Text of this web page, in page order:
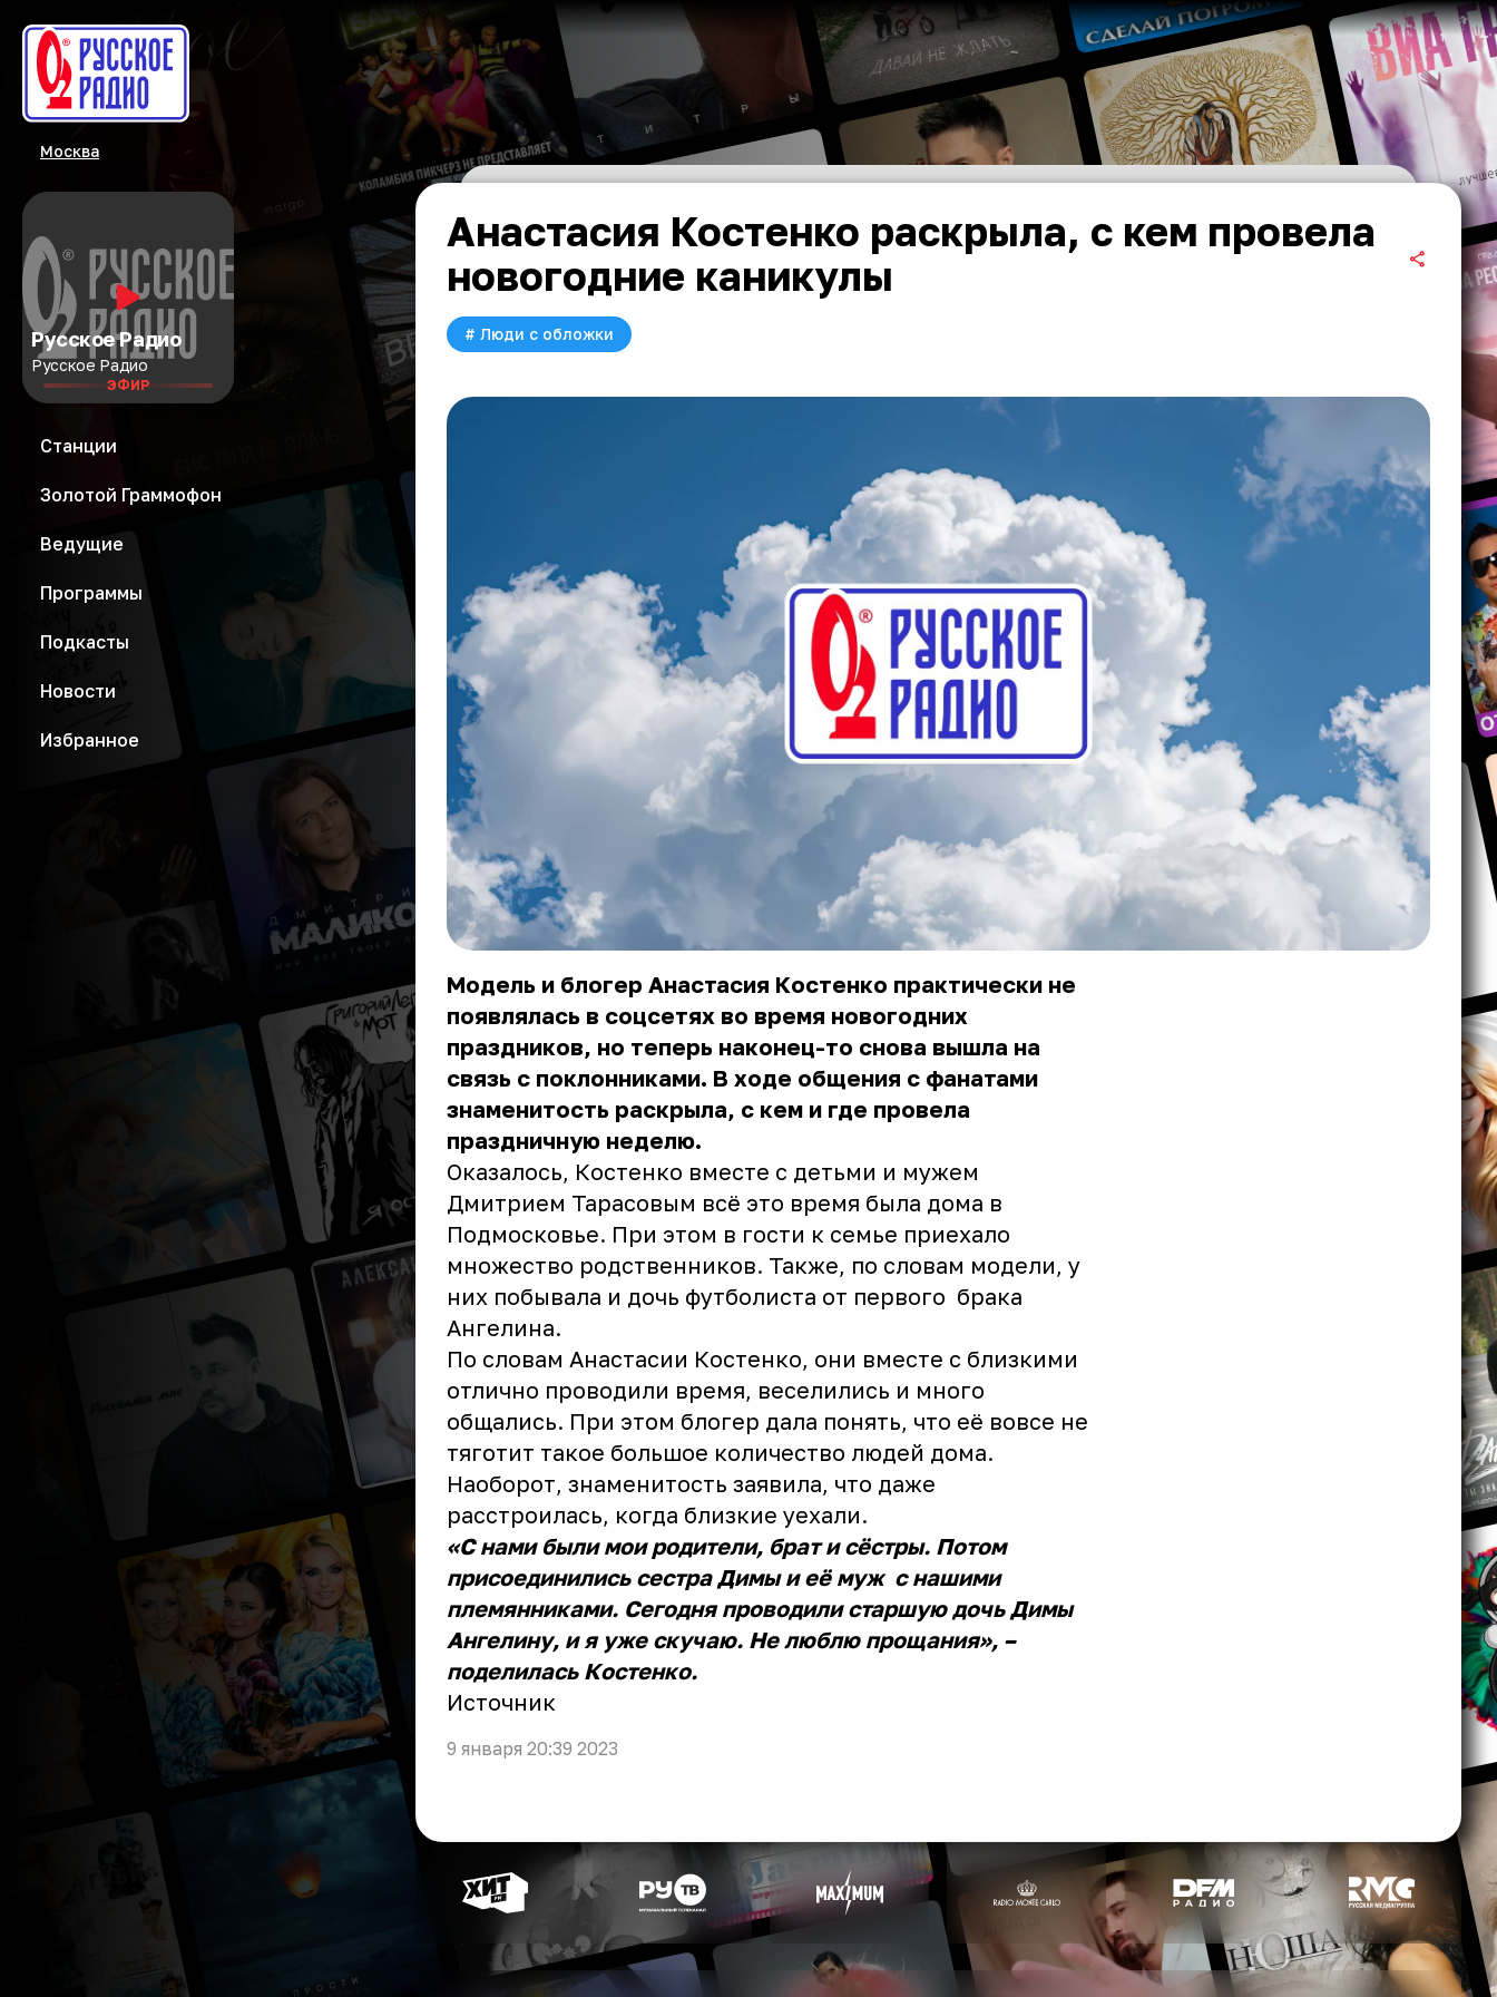
Москва
Русское Радио
Русское Радио
ЭФИР
Станции
Золотой Граммофон
Ведущие
Программы
Подкасты
Новости
Избранное
Анастасия Костенко раскрыла, с кем провела
новогодние каникулы
# Люди с обложки
Модель и блогер Анастасия Костенко практически не
появлялась в соцсетях во время новогодних
праздников, но теперь наконец-то снова вышла на
связь с поклонниками. В ходе общения с фанатами
знаменитость раскрыла, с кем и где провела
праздничную неделю.
Оказалось, Костенко вместе с детьми и мужем
Дмитрием Тарасовым всё это время была дома в
Подмосковье. При этом в гости к семье приехало
множество родственников. Также, по словам модели, у
них побывала и дочь футболиста от первого брака
Ангелина.
По словам Анастасии Костенко, они вместе с близкими
отлично проводили время, веселились и много
общались. При этом блогер дала понять, что её вовсе не
тяготит такое большое количество людей дома.
Наоборот, знаменитость заявила, что даже
расстроилась, когда близкие уехали.
«С нами были мои родители, брат и сёстры. Потом
присоединились сестра Димы и её муж с нашими
племянниками. Сегодня проводили старшую дочь Димы
Ангелину, и я уже скучаю. Не люблю прощания», –
поделилась Костенко.
Источник
9 января 20:39 2023